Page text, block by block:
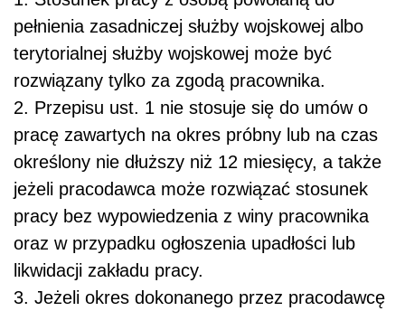
pełnienia zasadniczej służby wojskowej albo
terytorialnej służby wojskowej może być
rozwiązany tylko za zgodą pracownika.
2. Przepisu ust. 1 nie stosuje się do umów o
pracę zawartych na okres próbny lub na czas
określony nie dłuższy niż 12 miesięcy, a także
jeżeli pracodawca może rozwiązać stosunek
pracy bez wypowiedzenia z winy pracownika
oraz w przypadku ogłoszenia upadłości lub
likwidacji zakładu pracy.
3. Jeżeli okres dokonanego przez pracodawcę